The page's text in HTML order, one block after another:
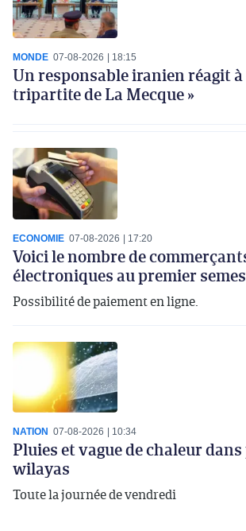
MONDE 07-08-2026 18:15
Un responsable iranien réagit à
tripartite de La Mecque »
ECONOMIE 07-08-2026 17:20
Voici le nombre de
électroniques au premier
Possibilité de paiement en ligne.
NATION 07-08-2026 10:34
Pluies et vague de chaleur
wilayas
Toute la journée de vendredi